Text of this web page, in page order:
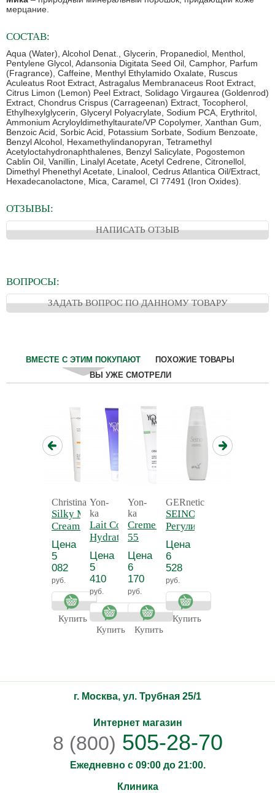
мерцание.
СОСТАВ:
Aqua (Water), Alcohol Denat., Glycerin, Propanediol, Menthol,
Pentylene Glycol, Adansonia Digitata Seed Oil, Camphor, Parfum
(Fragrance), Caffeine, Menthyl Ethylamido Oxalate, Ruscus
Aculeatus Root Extract, Astragalus Membranaceus Root Extract,
Citrus Limon (Lemon) Peel Extract, Solidago Virgaurea (Goldenrod)
Extract, Chondrus Crispus (Carrageenan) Extract, Tocopherol,
Ethylhexylglycerin, Glyceryl Polyacrylate, Sodium PCA, Erythritol,
Ammonium Acryloyldimethyltaurate/VP Copolymer, Xanthan Gum,
Benzoic Acid, Sorbic Acid, Potassium Sorbate, Sodium Benzoate,
Benzyl Alcohol, Hexamethylindanopyran, Tetramethyl
Acetyloctahydronaphthalenes, Benzyl Salicylate, Pogostemon
Cablin Oil, Vanillin, Linalyl Acetate, Acetyl Cedrene, Citronellol,
Dimethyl Phenethyl Acetate, Linalool, Cedrus Atlantica Oil/Extract,
Hexadecanolactone, Mica, Caramel, CI 77491 (Iron Oxides).
ОТЗЫВЫ:
НАПИСАТЬ ОТЗЫВ
ВОПРОСЫ:
ЗАДАТЬ ВОПРОС ПО ДАННОМУ ТОВАРУ
ВМЕСТЕ С ЭТИМ ПОКУПАЮТ
ПОХОЖИЕ ТОВАРЫ
ВЫ УЖЕ СМОТРЕЛИ
Christina
Silky Matte
Cream -
Нежный
матирующий
крем для
тела
Цена
5
082
руб.
Купить
Yon-
ka
Lait Corps
Hydratant
Detox -
Молочко для
тела
увлажняющее
Прованс
Цена
5
410
руб.
Купить
Yon-
ka
Creme 55 - Крем
55
антицеллюлитный
Цена
6
170
руб.
Купить
GERnetic
SEINO -
Регулирующий
и
тонизирующий
лосьон для
бюста СЕЙНО
Цена
6
528
руб.
Купить
г. Москва, ул. Трубная 25/1
Интернет магазин
8 (800) 505-28-70
Ежедневно с 09:00 до 21:00.
Клиника